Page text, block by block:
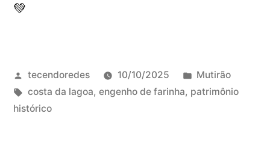
💚
Publicado
por
tecendoredes 10/10/2025
Publicado
em
Mutirão
Tags:
costa da lagoa, engenho de farinha, patrimônio
histórico